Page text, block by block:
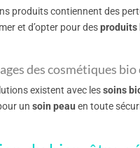
produits contiennent des
et d’opter pour desproduits
des cosmétiques
existent avec lessoins
un soin peau en toute